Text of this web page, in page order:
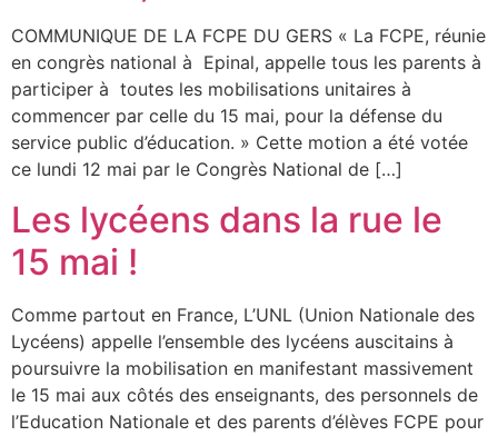
COMMUNIQUE DE LA FCPE DU GERS « La FCPE, réunie
en congrès national à Epinal, appelle tous les parents à
participer à toutes les mobilisations unitaires à
commencer par celle du 15 mai, pour la défense du
service public d’éducation. » Cette motion a été votée
ce lundi 12 mai par le Congrès National de […]
Les lycéens dans la rue le
15 mai !
Comme partout en France, L’UNL (Union Nationale des
Lycéens) appelle l’ensemble des lycéens auscitains à
poursuivre la mobilisation en manifestant massivement
le 15 mai aux côtés des enseignants, des personnels de
l’Education Nationale et des parents d’élèves FCPE pour